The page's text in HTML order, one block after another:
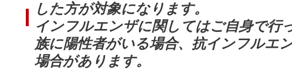
した方が対象になります。
インフルエンザに関してはご自身で行
族に陽性者がいる場合、抗インフルエ
場合があります。